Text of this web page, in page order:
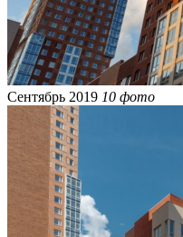
Сентябрь 2019 10 фото